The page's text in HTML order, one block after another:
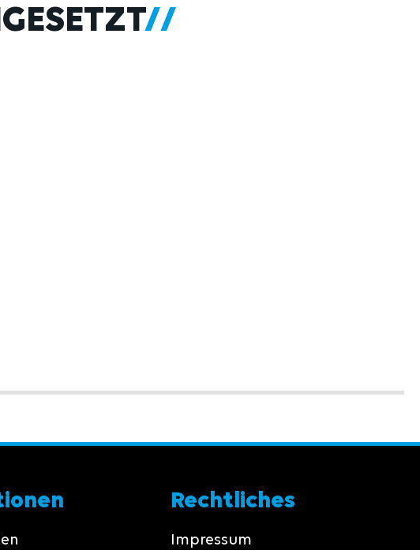
Rechtliches
Impressum